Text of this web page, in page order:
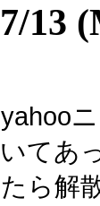
13
てあ
ら解